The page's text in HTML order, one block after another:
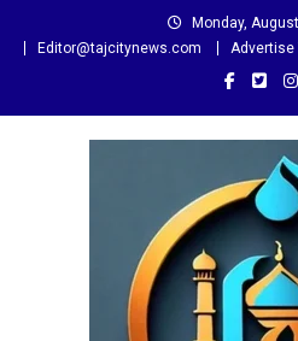
Monday,
Editor@tajcitynews.com
Advertise